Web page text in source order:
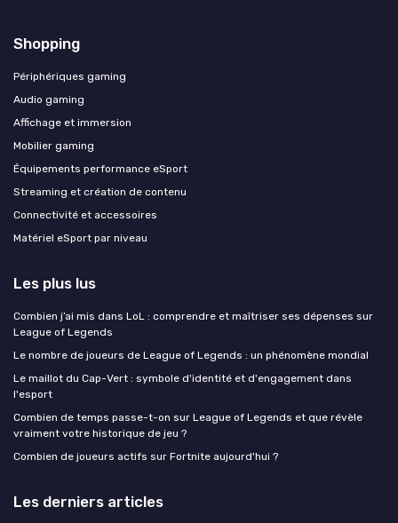
Shopping
Périphériques gaming
Audio gaming
Affichage et immersion
Mobilier gaming
Équipements performance eSport
Streaming et création de contenu
Connectivité et accessoires
Matériel eSport par niveau
Les plus lus
Combien j’ai mis dans LoL : comprendre et maîtriser ses dépenses sur
League of Legends
Le nombre de joueurs de League of Legends : un phénomène mondial
Le maillot du Cap-Vert : symbole d'identité et d'engagement dans
l'esport
Combien de temps passe-t-on sur League of Legends et que révèle
vraiment votre historique de jeu ?
Combien de joueurs actifs sur Fortnite aujourd'hui ?
Les derniers articles